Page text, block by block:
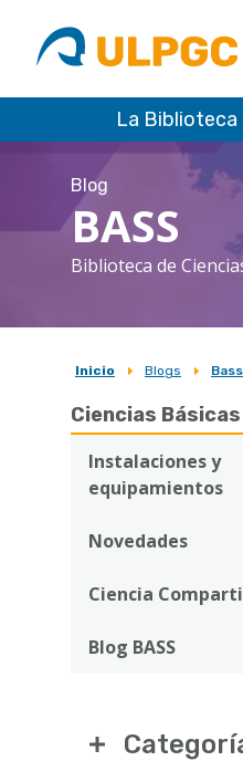
ULPGC
La Biblioteca
Blog
BASS
Biblioteca de
Sobrescribir
enlaces
de
ayuda
la
Inicio Blogs Bass
Ciencias Básicas
Instalaciones y
equipamientos
Novedades
Ciencia
Blog BASS